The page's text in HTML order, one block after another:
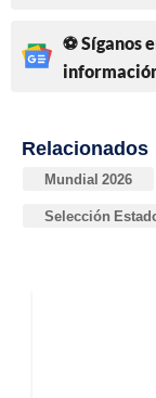
⚽ Síganos
Relacionados
Mundial 2026
Selección